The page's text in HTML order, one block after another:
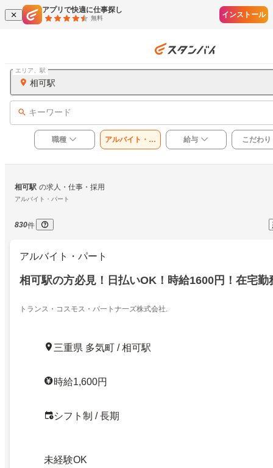
アプリで快適に仕事探し
無料 インストール
相可駅
エリア、駅
キーワード
職種
アルバイト・パ
ート
給与 こだわり
相可駅 の求人・仕事・採用
アルバイト・パート
830件
アルバイト・パート
相可駅の方必見！日払いOK！時給1600円！在宅勤
トランス・コスモス・パ一トナ一ズ株式会社.
三重県 多気町 / 相可駅
時給1,600円
シフト制 / 長期
未経験OK